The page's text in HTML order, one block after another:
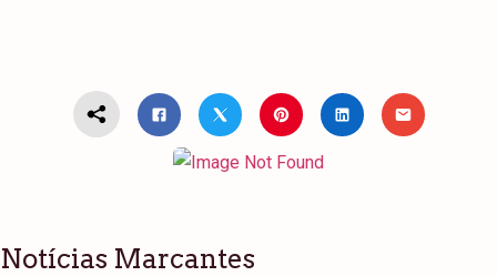
Notícias Marcantes